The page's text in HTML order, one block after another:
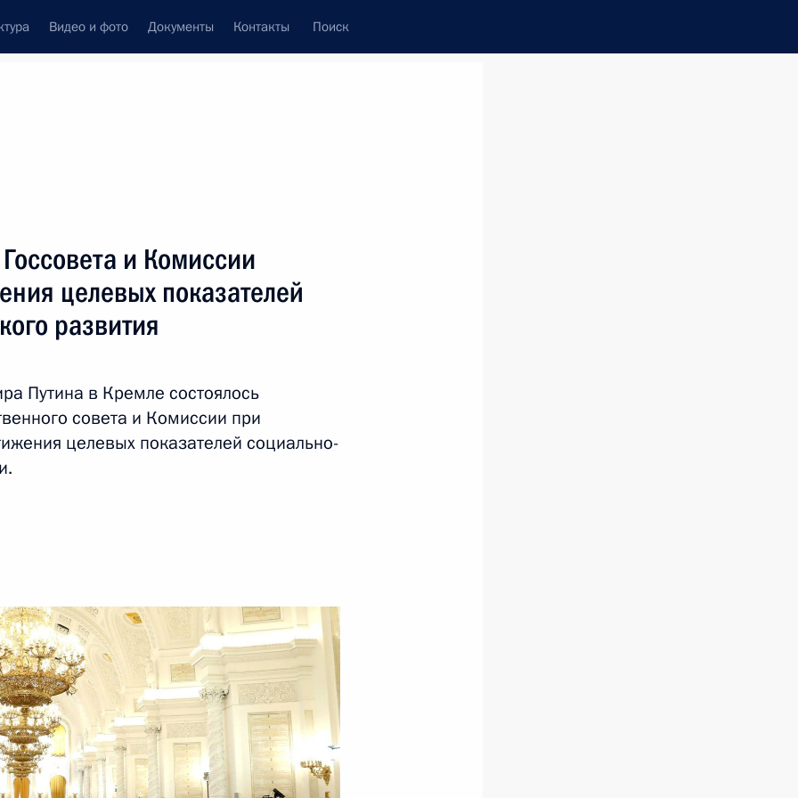
Видео и фото Документы Контакты Поиск
Республики Алтай
Совета Федерации
и Комиссии
целевых показателей
развития
Путина в Кремле состоялось
совета и Комиссии при
целевых показателей социально-